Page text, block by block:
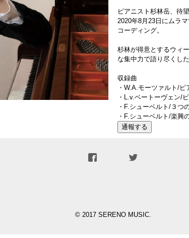
ピアニスト杉林岳、待
2020年8月23日にムラ
コーディング。
杉林が得意とするウィ
な集中力で語り尽くし
収録曲
・W.A.モーツァルト/
・L.v.ベートーヴェン/
・F.シューベルト/３つ
・F.シューベルト/楽興
通報する
© 2017 SERENO MUSIC.